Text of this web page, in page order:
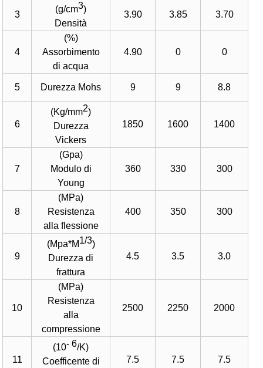
3
(g/cm3)
Densità
3.90 3.85 3.70
4
(%)
Assorbimento
di acqua
4.90 0 0
5 Durezza Mohs 9 9 8.8
6
(Kg/mm2)
Durezza
Vickers
1850 1600 1400
7
(Gpa)
Modulo di
Young
360 330 300
8
(MPa)
Resistenza
alla flessione
400 350 300
9
(Mpa*M1/3)
Durezza di
frattura
4.5 3.5 3.0
10
(MPa)
Resistenza
alla
compressione
2500 2250 2000
11
(10- 6/K)
Coefficente di
7.5 7.5 7.5